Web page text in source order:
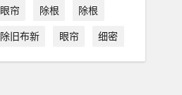
眼帘 除根
除根
除旧布新 眼帘 细密